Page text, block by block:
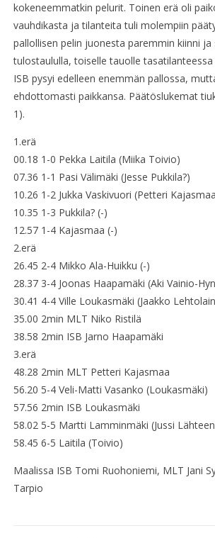
kokeneemmatkin pelurit. Toinen erä oli
vauhdikasta ja tilanteita tuli molempiin
pallollisen pelin juonesta paremmin kiinni ja
tulostaululla, toiselle tauolle
ISB pysyi edelleen enemmän pallossa,
ehdottomasti paikkansa. Päätöslukemat
1).
1.erä
00.18 1-0 Pekka Laitila (Miika Toivio)
07.36 1-1 Pasi Välimäki (Jesse Pukkila?)
10.26 1-2 Jukka Vaskivuori (Petteri
10.35 1-3 Pukkila? (-)
12.57 1-4 Kajasmaa (-)
2.erä
26.45 2-4 Mikko Ala-Huikku (-)
28.37 3-4 Joonas Haapamäki (Aki Vainio-
30.41 4-4 Ville Loukasmäki (Jaakko
35.00 2min MLT Niko Ristilä
38.58 2min ISB Jarno Haapamäki
3.erä
48.28 2min MLT Petteri Kajasmaa
56.20 5-4 Veli-Matti Vasanko (Loukasmäki)
57.56 2min ISB Loukasmäki
58.02 5-5 Martti Lamminmäki (Jussi
58.45 6-5 Laitila (Toivio)
Maalissa ISB Tomi Ruohoniemi, MLT Jani
Tarpio